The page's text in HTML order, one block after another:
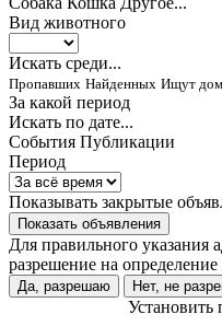
Вид животного
Искать среди...
Пропавших Найденных Ищут дом
За какой период
Искать по дате...
События Публикации
Период
Показывать закрытые
Показать объявления
Для правильного указания
разрешение на
Да, разрешаю Нет, не
Установить